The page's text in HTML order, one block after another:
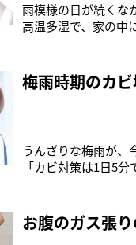
雨模様の日が続くな
高温多湿で、家の中
は1日1万個ぐらい
ターの矢口貴志准教
梅雨時期のカ
うんざりな梅雨が、
「カビ対策は1日5
間で大丈夫？「ふ
とが多いのです。そ
お腹のガス張